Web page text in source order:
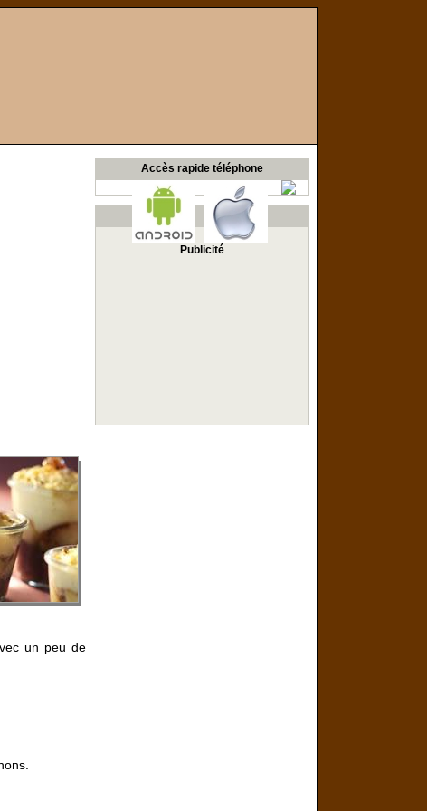
un peu de
Accès rapide téléphone
Publicité